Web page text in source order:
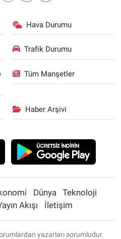
Hava Durumu
Trafik Durumu
Tüm Manşetler
Haber Arşivi
Dünya
Teknoloji
Akışı İletişim
yazarları sorumludur.